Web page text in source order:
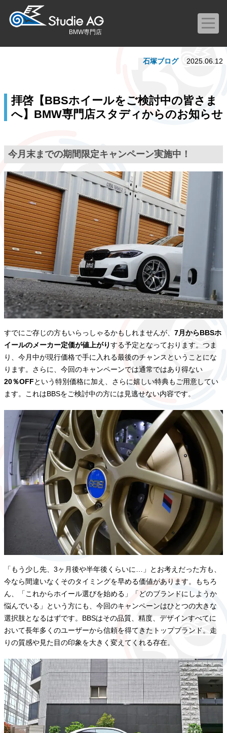
BMW専門店
拝啓【BBSホイールをご検討中の皆さま
へ】BMW専門店スタディからのお知らせ
石塚ブログ 2025.06.12
今月末までの期間限定キャンペーン実施中！
すでにご存じの方もいらっしゃるかもしれませんが、 7月からBBSホ
イールのメーカー定価が値上がりする予定となっております。つま
り、今月中が現行価格で手に入れる最後のチャンスということにな
ります。さらに、今回のキャンペーンでは通常ではあり得ない
20％OFFという特別価格に加え、さらに嬉しい特典もご用意してい
ます。これはBBSをご検討中の方には見逃せない内容です。
「もう少し先、3ヶ月後や半年後くらいに…」とお考えだった方も、
今なら間違いなくそのタイミングを早める価値があります。もちろ
ん、「これからホイール選びを始める」「どのブランドにしようか
悩んでいる」という方にも、今回のキャンペーンはひとつの大きな
選択肢となるはずです。BBSはその品質、精度、デザインすべてに
おいて長年多くのユーザーから信頼を得てきたトップブランド。走
りの質感や見た目の印象を大きく変えてくれる存在。